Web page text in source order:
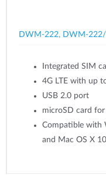
DWM-222, DWM-
Integrated SIM
4G LTE with up
USB 2.0 port
microSD card for
Compatible with
and Mac OS X